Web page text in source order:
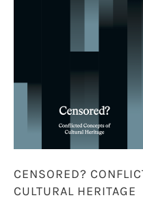
CENSORED?
CULTURAL HERITAGE